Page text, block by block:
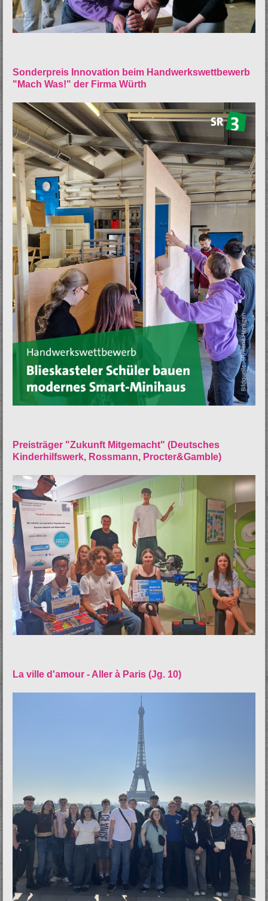
Sonderpreis Innovation beim Handwerkswettbewerb
"Mach Was!" der Firma Würth
Preisträger "Zukunft Mitgemacht" (Deutsches
Kinderhilfswerk, Rossmann, Procter&Gamble)
La ville d'amour - Aller à Paris (Jg. 10)